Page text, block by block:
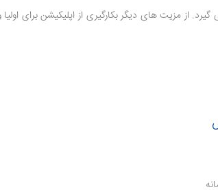
از مزیت های دیگر بکارگیری از اپلیکیشن برای